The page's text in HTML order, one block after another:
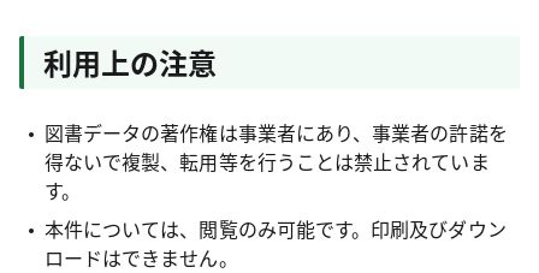
利用上の注意
図書データの著作権は事業者にあり、事業者の許諾を
得ないで複製、転用等を行うことは禁止されていま
す。
本件については、閲覧のみ可能です。印刷及びダウン
ロードはできません。